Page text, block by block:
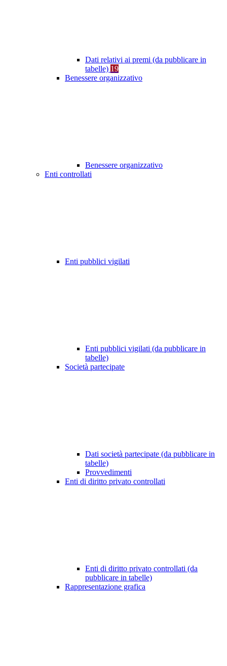
Dati relativi ai premi (da pubblicare in
tabelle) 19
Benessere organizzativo
Benessere organizzativo
Enti controllati
Enti pubblici vigilati
Enti pubblici vigilati (da pubblicare in
tabelle)
Società partecipate
Dati società partecipate (da pubblicare in
tabelle)
Provvedimenti
Enti di diritto privato controllati
Enti di diritto privato controllati (da
pubblicare in tabelle)
Rappresentazione grafica